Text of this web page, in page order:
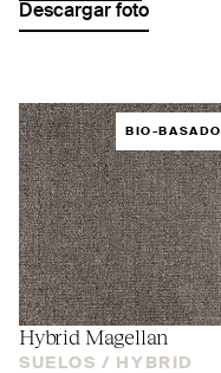
Descargar foto
BIO-BASADO
Hybrid Magellan
SUELOS / HYBRID